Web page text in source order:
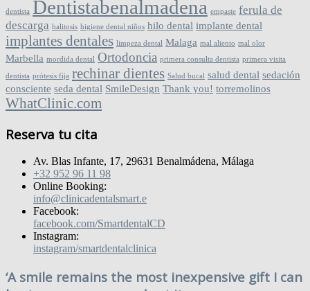
dentista Dentistabenalmadena empaste ferula de
descarga halitosis higiene dental niños hilo dental implante dental
implantes dentales limpeza dental Malaga mal aliento mal olor
Marbella mordida dental Ortodoncia primera consulta dentista primera visita
dentista prótesis fija rechinar dientes Salud bucal salud dental sedación
consciente seda dental SmileDesign Thank you! torremolinos
WhatClinic.com
Reserva tu cita
Av. Blas Infante, 17, 29631 Benalmádena, Málaga
+32 952 96 11 98
Online Booking:
info@clinicadentalsmart.e
Facebook:
facebook.com/SmartdentalCD
Instagram:
instagram/smartdentalclinica
‘A smile remains the most inexpensive gift I can